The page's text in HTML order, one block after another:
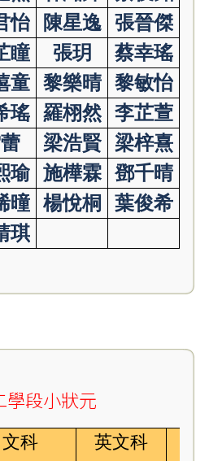
怡
陳星逸
張晉傑
瞳
張玥
蔡幸瑤
童
黎樂晴
黎敏怡
瑤
羅栩然
李芷萱
梁浩賢
梁梓熹
瑜
施樺霖
鄧千晴
曈
楊悅桐
葉俊希
琪
學段小狀元
科 英文科